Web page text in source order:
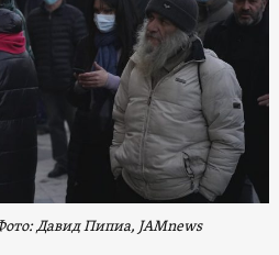
Давид Пипиа, JAMnews